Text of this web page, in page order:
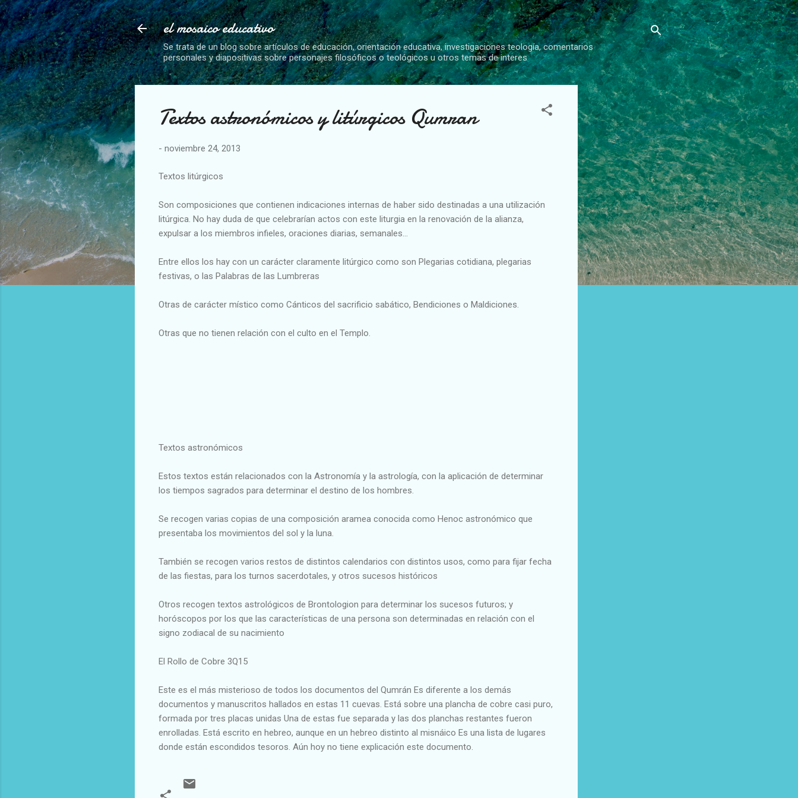
Ir al contenido principal
el mosaico educativo
Se trata de un blog sobre artículos de educación, orientación educativa, investigaciones teología, comentarios
personales y diapositivas sobre personajes filosóficos o teológicos u otros temas de interes
Textos astronómicos y litúrgicos Qumran
- noviembre 24, 2013
Textos litúrgicos
Son composiciones que contienen indicaciones internas de haber sido destinadas a una utilización
litúrgica. No hay duda de que celebrarían actos con este liturgia en la renovación de la alianza,
expulsar a los miembros infieles, oraciones diarias, semanales…
Entre ellos los hay con un carácter claramente litúrgico como son Plegarias cotidiana, plegarias
festivas, o las Palabras de las Lumbreras
Otras de carácter místico como Cánticos del sacrificio sabático, Bendiciones o Maldiciones.
Otras que no tienen relación con el culto en el Templo.
Textos astronómicos
Estos textos están relacionados con la Astronomía y la astrología, con la aplicación de determinar
los tiempos sagrados para determinar el destino de los hombres.
Se recogen varias copias de una composición aramea conocida como Henoc astronómico que
presentaba los movimientos del sol y la luna.
También se recogen varios restos de distintos calendarios con distintos usos, como para fijar fecha
de las fiestas, para los turnos sacerdotales, y otros sucesos históricos
Otros recogen textos astrológicos de Brontologion para determinar los sucesos futuros; y
horóscopos por los que las características de una persona son determinadas en relación con el
signo zodiacal de su nacimiento
El Rollo de Cobre 3Q15
Este es el más misterioso de todos los documentos del Qumrán Es diferente a los demás
documentos y manuscritos hallados en estas 11 cuevas. Está sobre una plancha de cobre casi puro,
formada por tres placas unidas Una de estas fue separada y las dos planchas restantes fueron
enrolladas. Está escrito en hebreo, aunque en un hebreo distinto al misnáico Es una lista de lugares
donde están escondidos tesoros. Aún hoy no tiene explicación este documento.